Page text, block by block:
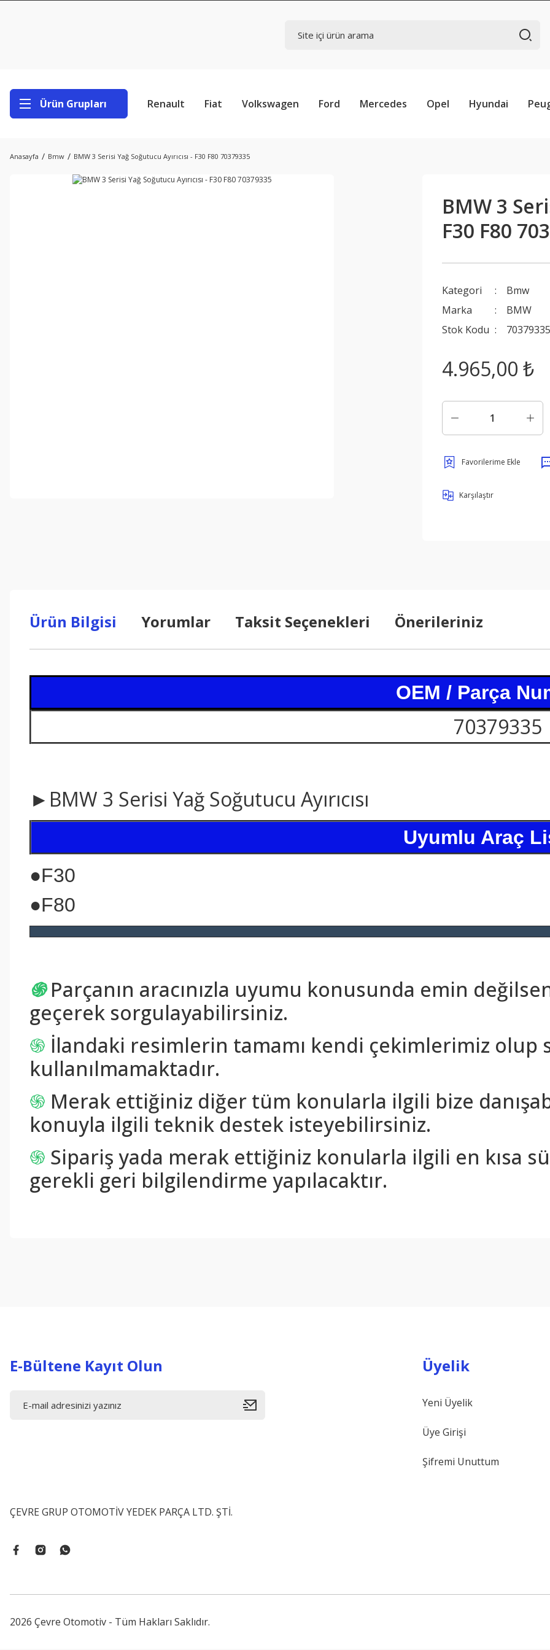
Ürün Grupları Renault Fiat Volkswagen Ford Mercedes Opel Hyundai
Anasayfa Bmw BMW 3 Serisi Yağ Soğutucu Ayırıcısı - F30 F80 70379335
BMW 3
F30 F80
Kategori
Bmw
Marka
BMW
Stok Kodu
70379335
4.965,00 ₺
Karşılaştır
Ürün Bilgisi Yorumlar Taksit Seçenekleri Önerileriniz
OEM / Parça
70379335
►BMW 3 Serisi Yağ Soğutucu Ayırıcısı
Uyumlu Araç
●F30
●F80
֍ Parçanın aracınızla uyumu konusunda emin
geçerek sorgulayabilirsiniz.
֍ İlandaki resimlerin tamamı kendi çekimlerimiz olup
kullanılmamaktadır.
֍ Merak ettiğiniz diğer tüm konularla ilgili bize
konuyla ilgili teknik destek isteyebilirsiniz.
֍ Sipariş yada merak ettiğiniz konularla ilgili en kısa
gerekli geri bilgilendirme yapılacaktır.
E-Bültene Kayıt Olun
ÇEVRE GRUP OTOMOTİV YEDEK PARÇA LTD. ŞTİ.
Üyelik
Yeni Üyelik
Üye Girişi
Şifremi Unuttum
2026 Çevre Otomotiv - Tüm Hakları Saklıdır.